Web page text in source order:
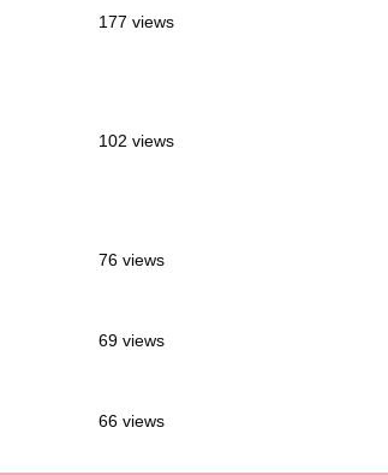
177 views
102 views
76 views
69 views
66 views